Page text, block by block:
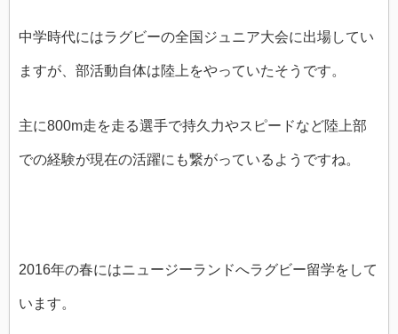
中学時代にはラグビーの全国ジュニア大会に出場してい
ますが、部活動自体は陸上をやっていたそうです。
主に800m走を走る選手で持久力やスピードなど陸上部
での経験が現在の活躍にも繋がっているようですね。
2016年の春にはニュージーランドへラグビー留学をして
います。